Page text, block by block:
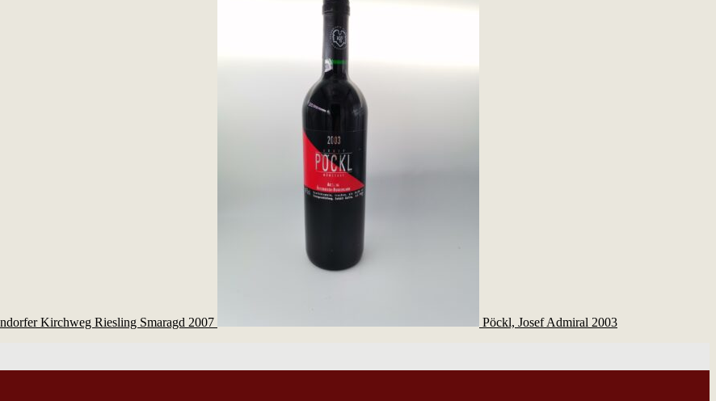
Kirchweg Riesling Smaragd 2007
Pöckl, Josef Admiral 2003